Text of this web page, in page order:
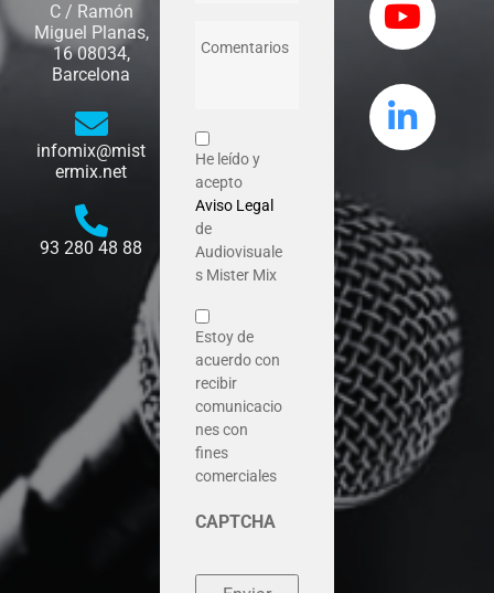
C / Ramón
Miguel Planas,
16 08034,
Barcelona
infomix@mist
ermix.net
93 280 48 88
He leído y
acepto
Aviso Legal
de
Audiovisuale
s Mister Mix
Estoy de
acuerdo con
recibir
comunicacio
nes con
fines
comerciales
CAPTCHA